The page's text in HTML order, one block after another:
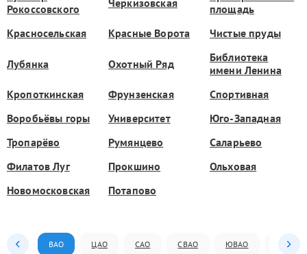
Рокоссовского
площадь
Красносельская
Красные Ворота Чистые пруды
Лубянка Охотный Ряд
Библиотека
имени Ленина
Кропоткинская
Фрунзенская
Спортивная
Воробьёвы горы
Университет
Юго-Западная
Тропарёво
Румянцево
Саларьево
Филатов Луг
Прокшино
Ольховая
Новомосковская
Потапово
ВАО ЦАО САО СВАО ЮВАО ЮАО